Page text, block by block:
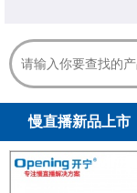
慢直播新品上市